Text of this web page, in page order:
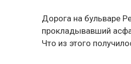
Дорога на бульваре
прокладывавший
Что из этого